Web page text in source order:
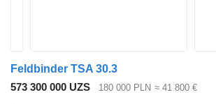
Feldbinder TSA 30.3
573 300 000 UZS
180 000 PLN ≈ 41 800 €